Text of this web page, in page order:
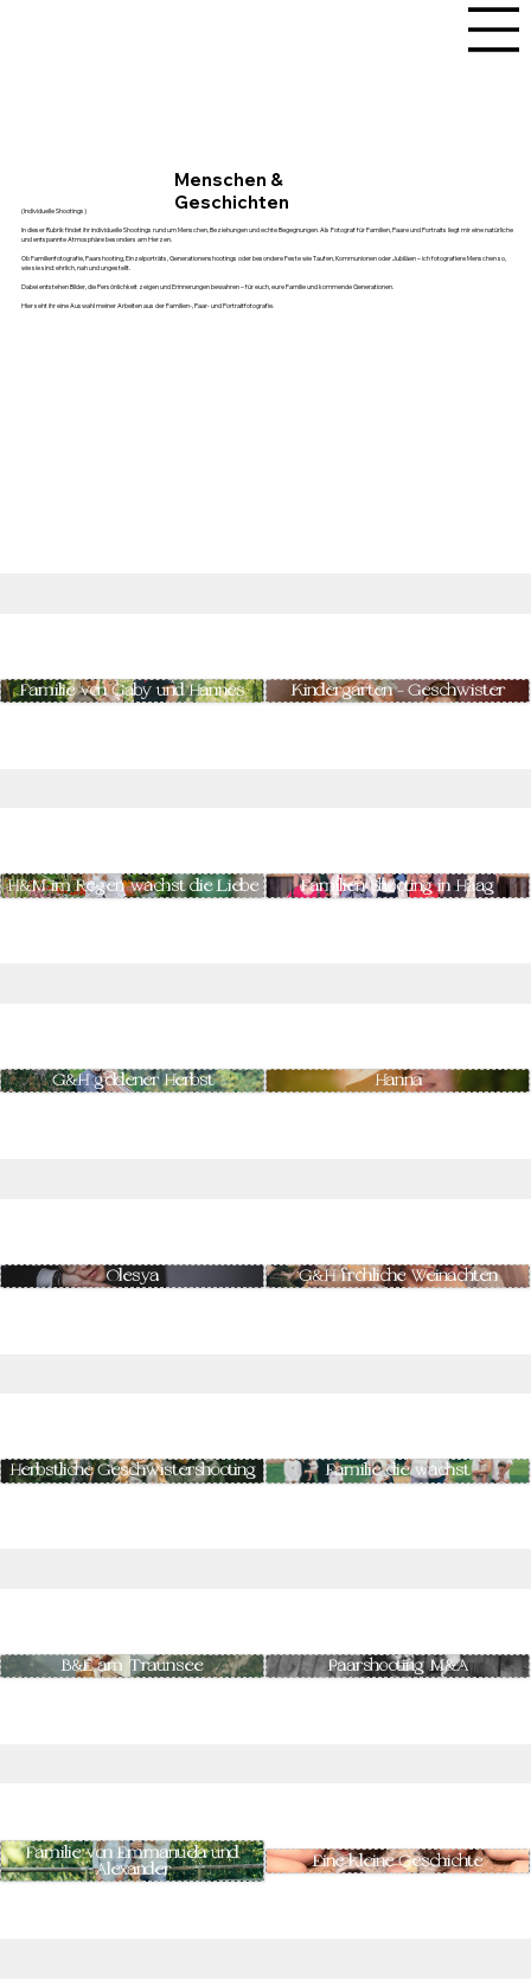
Menschen &
Geschichten
(Individuelle Shootings)
In dieser Rubrik findet ihr individuelle Shootings rund um Menschen, Beziehungen und echte Begegnungen. Als Fotograf für Familien, Paare und Portraits liegt mir eine natürliche
und entspannte Atmosphäre besonders am Herzen.
Ob Familienfotografie, Paarshooting, Einzelporträts, Generationenshootings oder besondere Feste wie Taufen, Kommunionen oder Jubiläen – ich fotografiere Menschen so,
wie sie sind: ehrlich, nah und ungestellt.
Dabei entstehen Bilder, die Persönlichkeit zeigen und Erinnerungen bewahren – für euch, eure Familie und kommende Generationen.
Hier seht ihr eine Auswahl meiner Arbeiten aus der Familien-, Paar- und Portraitfotografie.
Familie von Gaby und Hannes Kindergarten - Geschwister
H&M im Regen wächst die Liebe Familien Shooting in Haag
G&H goldener Herbst Hanna
Olesya G&H fröhliche Weinachten
Herbstliche Geschwistershooting Familie, die wächst
B&E am Traunsee Paarshooting M&A
Familie von Emmanuela und
Alexander
Eine kleine Geschichte